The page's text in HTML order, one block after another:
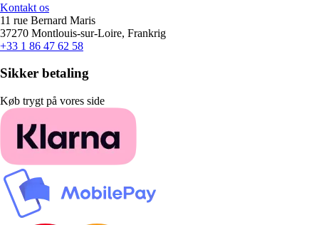
Kontakt os
11 rue Bernard Maris
37270 Montlouis-sur-Loire, Frankrig
+33 1 86 47 62 58
Sikker betaling
Køb trygt på vores side